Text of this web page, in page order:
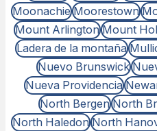
Moonachie Moorestown
Mount Arlington Mount
Ladera de la montaña
Nuevo Brunswick
Nueva Providencia
North Bergen North
North Haledon North